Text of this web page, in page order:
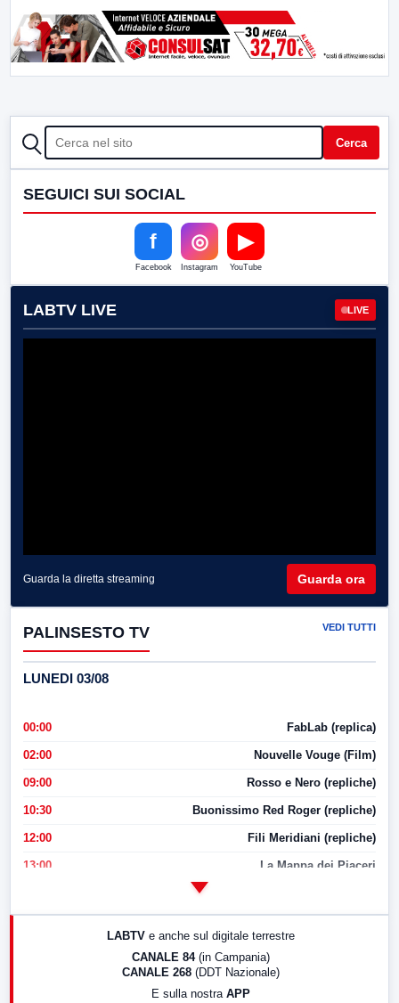
CERCA Cerca
SEGUICI SUI SOCIAL
f
Facebook
◎
Instagram
▶
YouTube
LABTV LIVE LIVE
Guarda la diretta streaming Guarda ora
PALINSESTO TV VEDI TUTTI
LUNEDI 03/08
00:00 FabLab (replica)
02:00 Nouvelle Vouge (Film)
09:00 Rosso e Nero (repliche)
10:30 Buonissimo Red Roger (repliche)
12:00 Fili Meridiani (repliche)
13:00 La Mappa dei Piaceri
LABTV e anche sul digitale terrestre
CANALE 84 (in Campania)
CANALE 268 (DDT Nazionale)
E sulla nostra APP